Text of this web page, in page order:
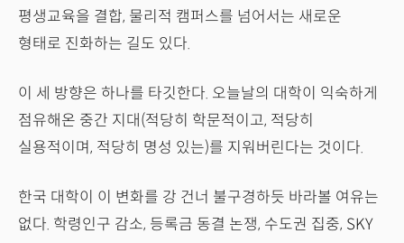
평생교육을 결합, 물리적 캠퍼스를 넘어서는 새로운
형태로 진화하는 길도 있다.
이 세 방향은 하나를 타깃한다. 오늘날의 대학이 익숙하게
점유해온 중간 지대(적당히 학문적이고, 적당히
실용적이며, 적당히 명성 있는)를 지워버린다는 것이다.
한국 대학이 이 변화를 강 건너 불구경하듯 바라볼 여유는
없다. 학령인구 감소, 등록금 동결 논쟁, 수도권 집중, SKY